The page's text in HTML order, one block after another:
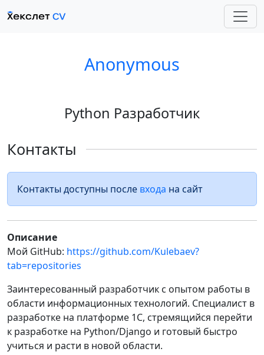
Anonymous
Python Разработчик
Контакты
Контакты доступны после входа на сайт
Описание
Мой GitHub: https://github.com/Kulebaev?
tab=repositories
Заинтересованный разработчик с опытом работы в
области информационных технологий. Специалист в
разработке на платформе 1С, стремящийся перейти
к разработке на Python/Django и готовый быстро
учиться и расти в новой области.